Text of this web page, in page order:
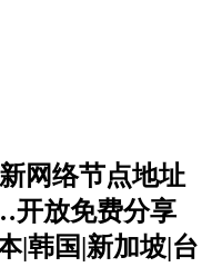
网络节点地址
放免费分享
|韩国|新加坡|台